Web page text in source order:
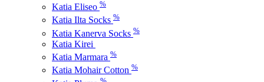
Katia Eliseo %
Katia Ilta Socks %
Katia Kanerva Socks %
Katia Kirei
Katia Marmara %
Katia Mohair Cotton %
%